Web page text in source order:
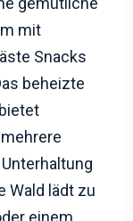
mit
Snacks
beheizte
lädt zu
einem